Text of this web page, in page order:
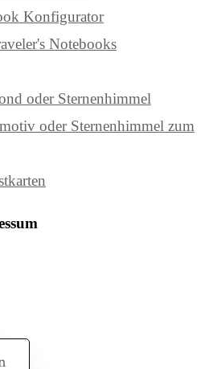
Konfigurator
Notebooks
oder Sternenhimmel
oder Sternenhimmel zum